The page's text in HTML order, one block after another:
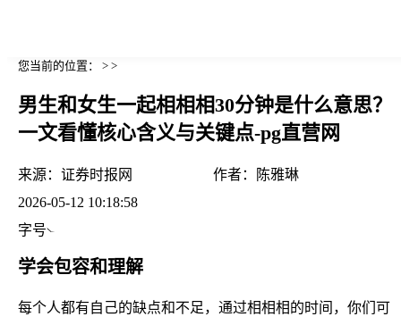
您当前的位置： > >
男生和女生一起相相相30分钟是什么意思？
一文看懂核心含义与关键点-pg直营网
来源： 证券时报网 作者：
陈雅琳
2026-05-12 10:18:58
字号
学会包容和理解
每个人都有自己的缺点和不足，通过相相相的时间，你们可